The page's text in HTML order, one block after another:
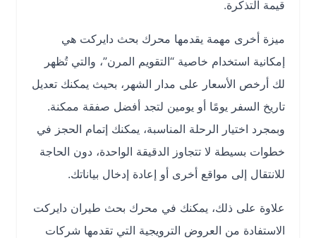
قيمة التذكرة.
ميزة أخرى مهمة يقدمها محرك بحث دايركت هي
إمكانية استخدام خاصية “التقويم المرن”، والتي تُظهر
لك أرخص الأسعار على مدار الشهر، بحيث يمكنك تعديل
تاريخ السفر يومًا أو يومين لتجد أفضل صفقة ممكنة.
وبمجرد اختيار الرحلة المناسبة، يمكنك إتمام الحجز في
خطوات بسيطة لا تتجاوز الدقيقة الواحدة، دون الحاجة
للانتقال إلى مواقع أخرى أو إعادة إدخال بياناتك.
علاوة على ذلك، يمكنك في محرك بحث طيران دايركت
الاستفادة من العروض الترويجية التي تقدمها شركات